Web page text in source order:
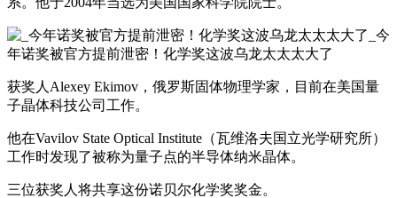
获奖人Alexey Ekimov，俄罗斯固体物理学家，目前在美国量
子晶体科技公司工作。
他在Vavilov State Optical Institute（瓦维洛夫国立光学研究所）
工作时发现了被称为量子点的半导体纳米晶体。
三位获奖人将共享这份诺贝尔化学奖奖金。